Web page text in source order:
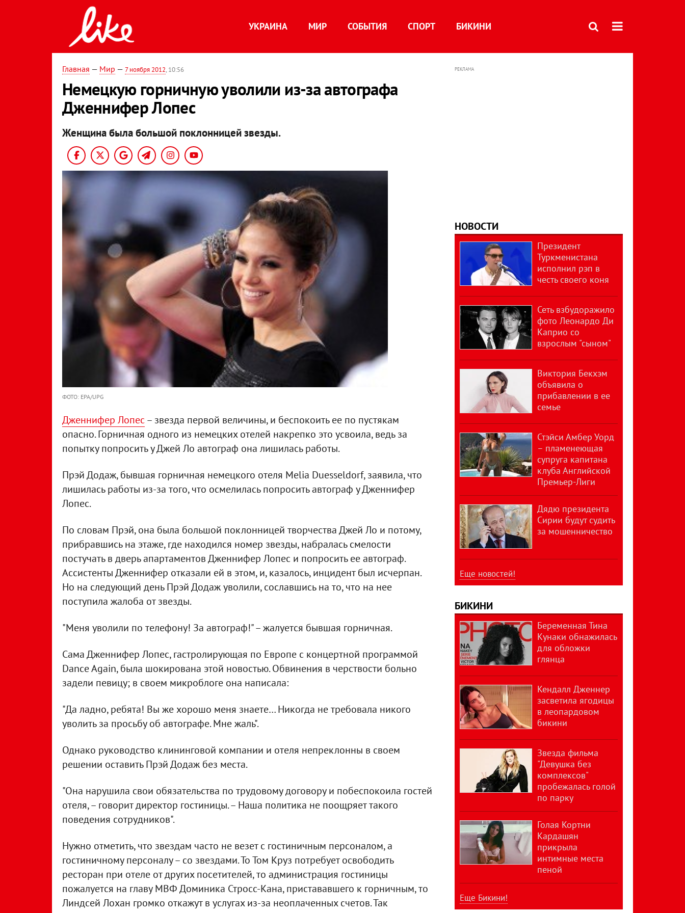
УКРАИНА МИР СОБЫТИЯ СПОРТ БИКИНИ
Главная — Мир — 7 ноября 2012, 10:56
Немецкую горничную уволили из-за автографа
Дженнифер Лопес
Женщина была большой поклонницей звезды.
ФОТО: EPA/UPG
Дженнифер Лопес– звезда первой величины, и беспокоить ее по пустякам
опасно. Горничная одного из немецких отелей накрепко это усвоила, ведь за
попытку попросить у Джей Ло автограф она лишилась работы.
Прэй Додаж, бывшая горничная немецкого отеля Melia Duesseldorf, заявила, что
лишилась работы из-за того, что осмелилась попросить автограф у Дженнифер
Лопес.
По словам Прэй, она была большой поклонницей творчества Джей Ло и потому,
прибравшись на этаже, где находился номер звезды, набралась смелости
постучать в дверь апартаментов Дженнифер Лопес и попросить ее автограф.
Ассистенты Дженнифер отказали ей в этом, и, казалось, инцидент был исчерпан.
Но на следующий день Прэй Додаж уволили, сославшись на то, что на нее
поступила жалоба от звезды.
"Меня уволили по телефону! За автограф!" – жалуется бывшая горничная.
Сама Дженнифер Лопес, гастролирующая по Европе с концертной программой
Dance Again, была шокирована этой новостью. Обвинения в черствости больно
задели певицу; в своем микроблоге она написала:
"Да ладно, ребята! Вы же хорошо меня знаете… Никогда не требовала никого
уволить за просьбу об автографе. Мне жаль".
Однако руководство клининговой компании и отеля непреклонны в своем
решении оставить Прэй Додаж без места.
"Она нарушила свои обязательства по трудовому договору и побеспокоила гостей
отеля, – говорит директор гостиницы. – Наша политика не поощряет такого
поведения сотрудников".
Нужно отметить, что звездам часто не везет с гостиничным персоналом, а
гостиничному персоналу – со звездами. То Том Круз потребует освободить
ресторан при отеле от других посетителей, то администрация гостиницы
пожалуется на главу МВФ Доминика Стросс-Кана, пристававшего к горничным, то
Линдсей Лохан громко откажут в услугах из-за неоплаченных счетов. Так
РЕКЛАМА
НОВОСТИ
Президент
Туркменистана
исполнил рэп в
честь своего коня
Сеть взбудоражило
фото Леонардо Ди
Каприо со
взрослым "сыном"
Виктория Бекхэм
объявила о
прибавлении в ее
семье
Стэйси Амбер Уорд
– пламенеющая
супруга капитана
клуба Английской
Премьер-Лиги
Дядю президента
Сирии будут судить
за мошенничество
Еще новостей!
БИКИНИ
Беременная Тина
Кунаки обнажилась
для обложки
глянца
Кендалл Дженнер
засветила ягодицы
в леопардовом
бикини
Звезда фильма
"Девушка без
комплексов"
пробежалась голой
по парку
Голая Кортни
Кардашян
прикрыла
интимные места
пеной
Еще Бикини!